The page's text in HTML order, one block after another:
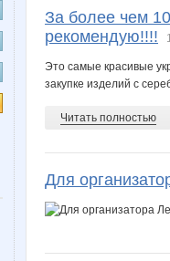
BlonMi
DiLena
За более чем
рекомендую!!!!
Это самые красивые
закупке изделий с
Читать полностью
Для